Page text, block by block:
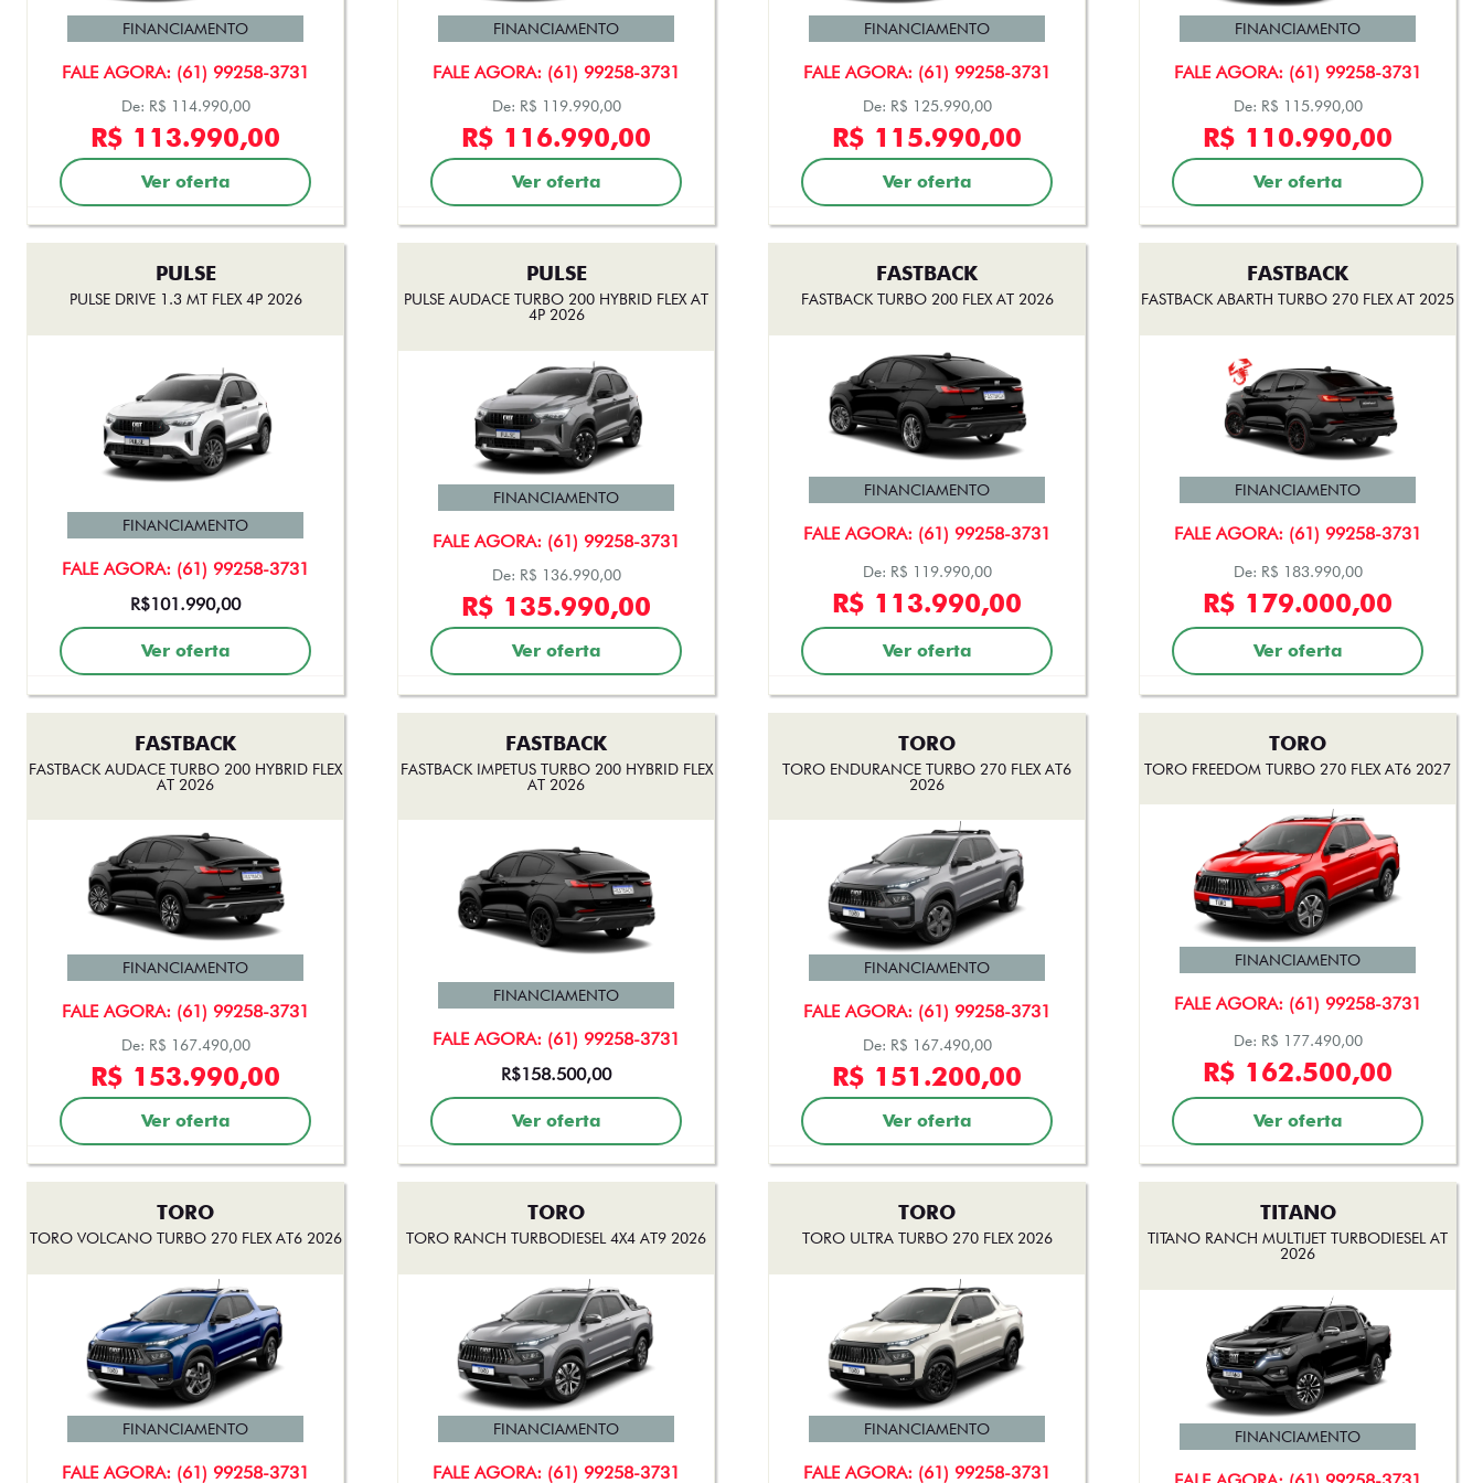
FALE AGORA: (61) 99258-3731
FINANCIAMENTO
De: R$ 114.990,00
R$ 113.990,00
Ver oferta
FALE AGORA: (61) 99258-3731
FINANCIAMENTO
De: R$ 119.990,00
R$ 116.990,00
Ver oferta
FALE AGORA: (61) 99258-3731
FINANCIAMENTO
De: R$ 125.990,00
R$ 115.990,00
Ver oferta
FALE AGORA: (61) 99258-3731
FINANCIAMENTO
De: R$ 115.990,00
R$ 110.990,00
Ver oferta
PULSE
PULSE DRIVE 1.3 MT FLEX 4P 2026
FALE AGORA: (61) 99258-3731
FINANCIAMENTO
R$101.990,00
Ver oferta
PULSE
PULSE AUDACE TURBO 200 HYBRID FLEX AT
4P 2026
FALE AGORA: (61) 99258-3731
FINANCIAMENTO
De: R$ 136.990,00
R$ 135.990,00
Ver oferta
FASTBACK
FASTBACK TURBO 200 FLEX AT 2026
FALE AGORA: (61) 99258-3731
FINANCIAMENTO
De: R$ 119.990,00
R$ 113.990,00
Ver oferta
FASTBACK
FASTBACK ABARTH TURBO 270 FLEX AT 2025
FALE AGORA: (61) 99258-3731
FINANCIAMENTO
De: R$ 183.990,00
R$ 179.000,00
Ver oferta
FASTBACK
FASTBACK AUDACE TURBO 200 HYBRID FLEX
AT 2026
FALE AGORA: (61) 99258-3731
FINANCIAMENTO
De: R$ 167.490,00
R$ 153.990,00
Ver oferta
FASTBACK
FASTBACK IMPETUS TURBO 200 HYBRID FLEX
AT 2026
FALE AGORA: (61) 99258-3731
FINANCIAMENTO
R$158.500,00
Ver oferta
TORO
TORO ENDURANCE TURBO 270 FLEX AT6
2026
FALE AGORA: (61) 99258-3731
FINANCIAMENTO
De: R$ 167.490,00
R$ 151.200,00
Ver oferta
TORO
TORO FREEDOM TURBO 270 FLEX AT6 2027
FALE AGORA: (61) 99258-3731
FINANCIAMENTO
De: R$ 177.490,00
R$ 162.500,00
Ver oferta
TORO
TORO VOLCANO TURBO 270 FLEX AT6 2026
FALE AGORA: (61) 99258-3731
FINANCIAMENTO
TORO
TORO RANCH TURBODIESEL 4X4 AT9 2026
FALE AGORA: (61) 99258-3731
FINANCIAMENTO
TORO
TORO ULTRA TURBO 270 FLEX 2026
FALE AGORA: (61) 99258-3731
FINANCIAMENTO
TITANO
TITANO RANCH MULTIJET TURBODIESEL AT
2026
FINANCIAMENTO